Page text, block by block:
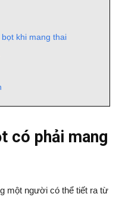
khi mang thai
có phải mang
một người có thể tiết ra từ